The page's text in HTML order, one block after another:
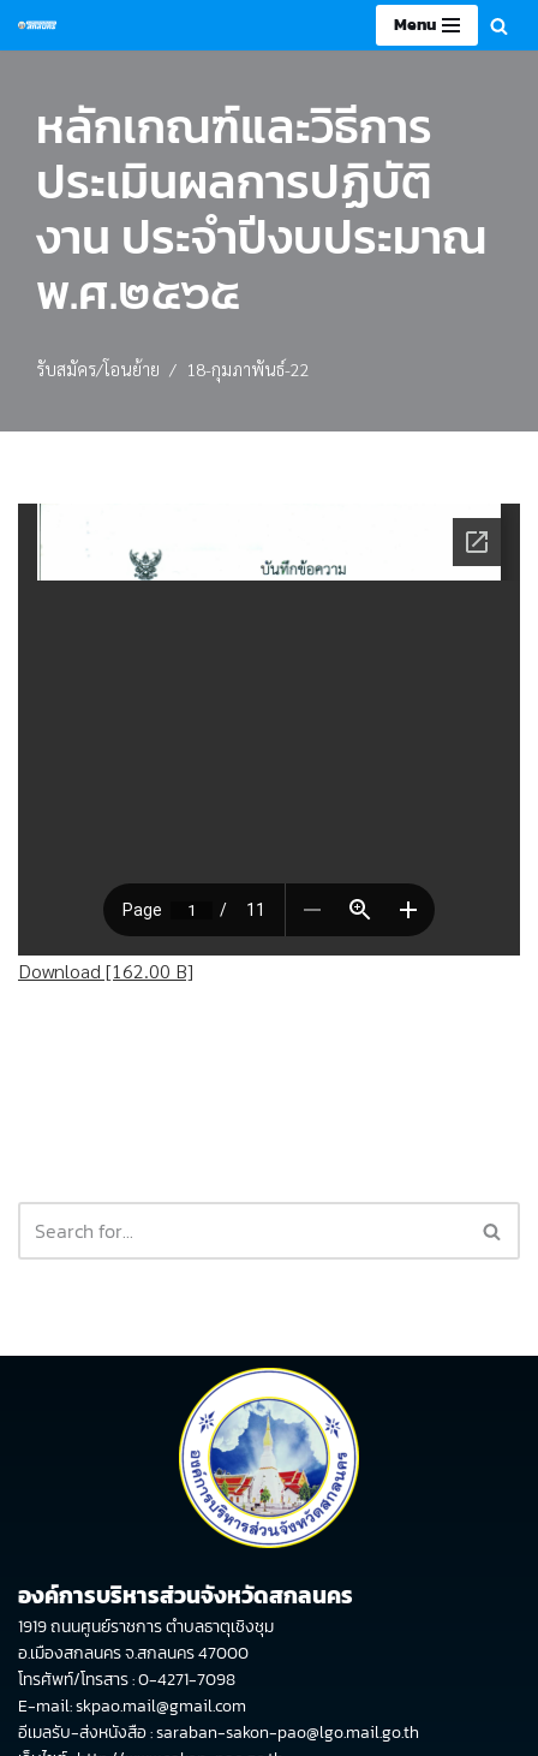
content
Menu
หลักเกณฑ์และวิธีการ
ประเมินผลการปฏิบัติ
งาน ประจำปีงบประมาณ
พ.ศ.๒๕๖๕
รับสมัคร/โอนย้าย 18-กุมภาพันธ์-22
Download [162.00 B]
องค์การบริหารส่วนจังหวัดสกลนคร
1919 ถนนศูนย์ราชการ ตำบลธาตุเชิงชุม
อ.เมืองสกลนคร จ.สกลนคร 47000
โทรศัพท์/โทรสาร : 0-4271-7098
E-mail: skpao.mail@gmail.com
อีเมลรับ-ส่งหนังสือ : saraban-sakon-pao@lgo.mail.go.th